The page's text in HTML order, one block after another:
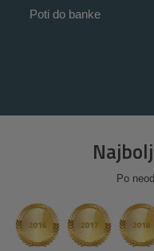
Poti do banke
Po